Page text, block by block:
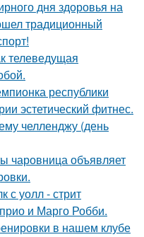
дня здоровья на
традиционный
телеведущая
республики
эстетический фитнес.
челленджу (день
чаровница объявляет
с уолл - стрит
и Марго Робби.
в нашем клубе